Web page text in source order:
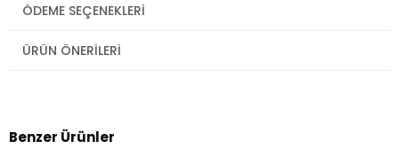
ÖDEME SEÇENEKLERI
ÜRÜN ÖNERILERI
Benzer Ürünler